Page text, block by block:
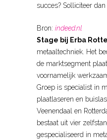
succes? Solliciteer dan
Bron: indeed.nl
Stage bij Erba
metaaltechniek. Het
de marktsegment
voornamelijk
Groep is specialist in
plaatlaseren en
Veenendaal en
bestaat uit vier
gespecialiseerd in